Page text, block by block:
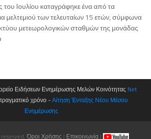
του Ιουλίου καταγράφηκε ένα από τα
μελτεμιού των τελευταίων 15 ετών, σύμφωνα
μετεωρολογικών σταθμών της μονάδας
Ειδήσεων Ενημέρωσης Μελών Κοινότητας Net
χρόνο -Αίτηση Ένταξης Νέου Μέσου
Ενημέρωσης
reserved.Όροι Χρήσης | Επικοινωνία|